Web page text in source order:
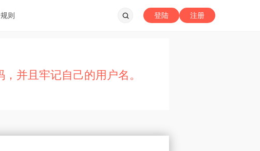
则 注册
登陆
并且牢记自己的用户名。